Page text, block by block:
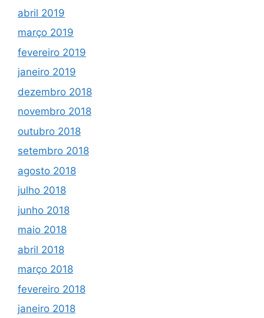
abril 2019
março 2019
fevereiro 2019
janeiro 2019
dezembro 2018
novembro 2018
outubro 2018
setembro 2018
agosto 2018
julho 2018
junho 2018
maio 2018
abril 2018
março 2018
fevereiro 2018
janeiro 2018